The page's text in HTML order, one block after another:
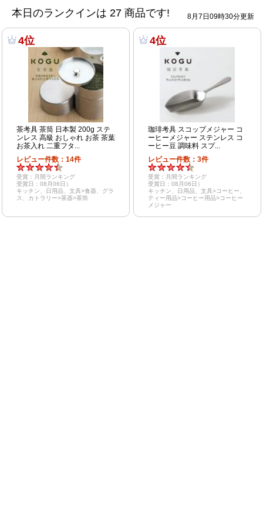
本日のランクインは 27 商品です! 8月7日09時30分更新
4位
茶考具 茶筒 日本製 200g ステ
ンレス 高級 おしゃれ お茶 茶葉
お茶入れ 二重フタ...
レビュー件数：14件
受賞：月間ランキング
受賞日：08月06日）
キッチン、日用品、文具>食器、グラ
ス、カトラリー>茶器>茶筒
4位
珈琲考具 スコップメジャー コ
ーヒーメジャー ステンレス コ
ーヒー豆 調味料 スプ...
レビュー件数：3件
受賞：月間ランキング
受賞日：08月06日）
キッチン、日用品、文具>コーヒー、
ティー用品>コーヒー用品>コーヒー
メジャー